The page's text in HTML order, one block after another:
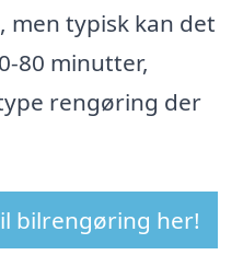
men typisk kan det
80 minutter,
rengøring der
bilrengøring her!